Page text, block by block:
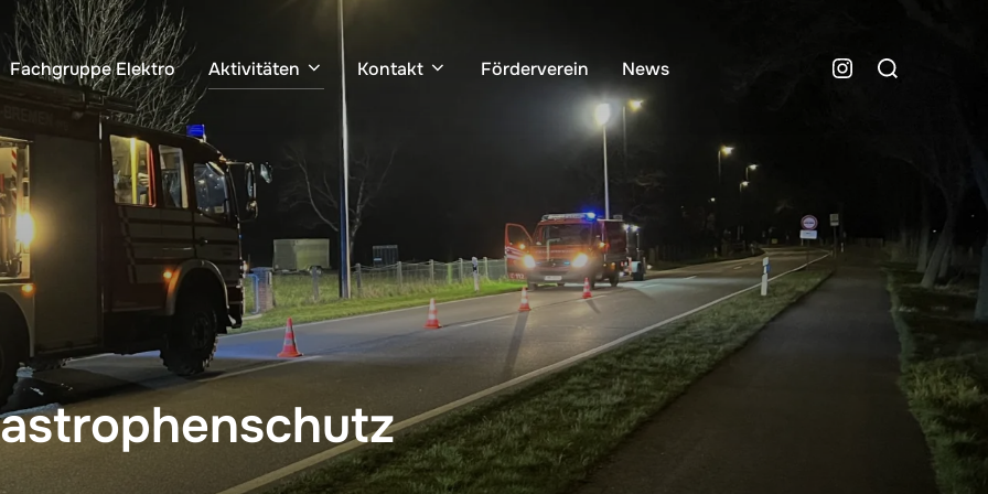
Fachgruppe Elektro Aktivitäten Kontakt Förderverein News Instagram
Suchen